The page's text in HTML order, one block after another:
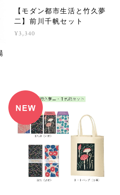
【モダン都市生活と竹久夢
二】前川千帆セット